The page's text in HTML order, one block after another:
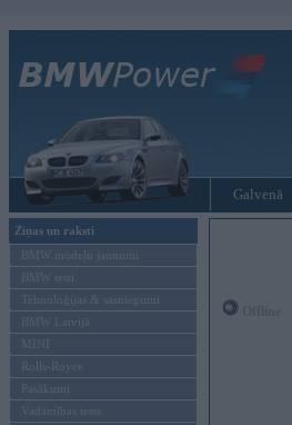
Galvenā
Ziņas un raksti
BMW modeļu jaunumi
BMW testi
Tehnoloģijas & sasniegumi
BMW Latvijā
MINI
Rolls-Royce
Pasākumi
Vadāmības tests